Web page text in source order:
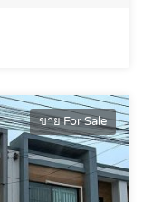
ขาย For Sale